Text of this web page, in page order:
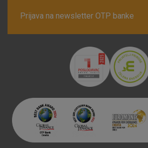
Prijava na newsletter OTP banke
Nužni (tehnički) kolačići -
ne mogu se isključiti u našim sustavima.
postavljaju kao odgovor na vaše radnje
za uslugama, kao što su postavke
možete postaviti da blokira te kolačiće ili
kolačići ne pohranjuju nikakve informacije
identificirati.
Detaljnije informacije o kolačićima